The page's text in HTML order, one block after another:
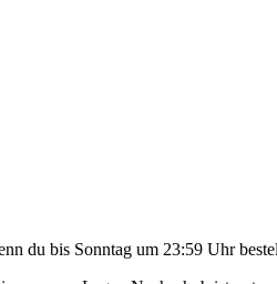
du bis Sonntag um 23:59 Uhr